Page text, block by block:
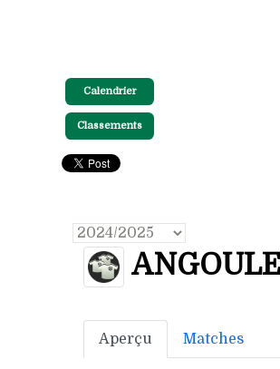
Calendrier
Classements
Aperçu Matches